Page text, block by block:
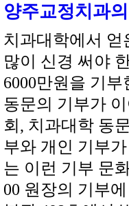
양주교정치과
치과대학에서 얻
많이 신경 써야
6000만원을 기
동문의 기부가
회, 치과대학 동
부와 개인 기부
는 이런 기부 문
00 원장의 기부